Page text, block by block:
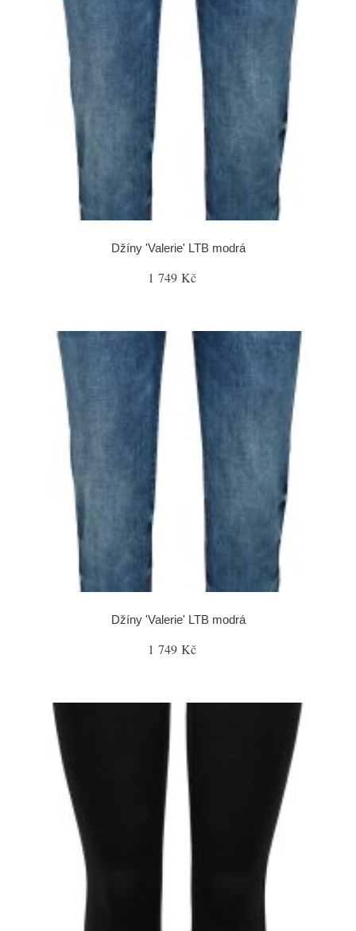
Džíny 'Valerie' LTB modrá
1 749 Kč
Džíny 'Valerie' LTB modrá
1 749 Kč